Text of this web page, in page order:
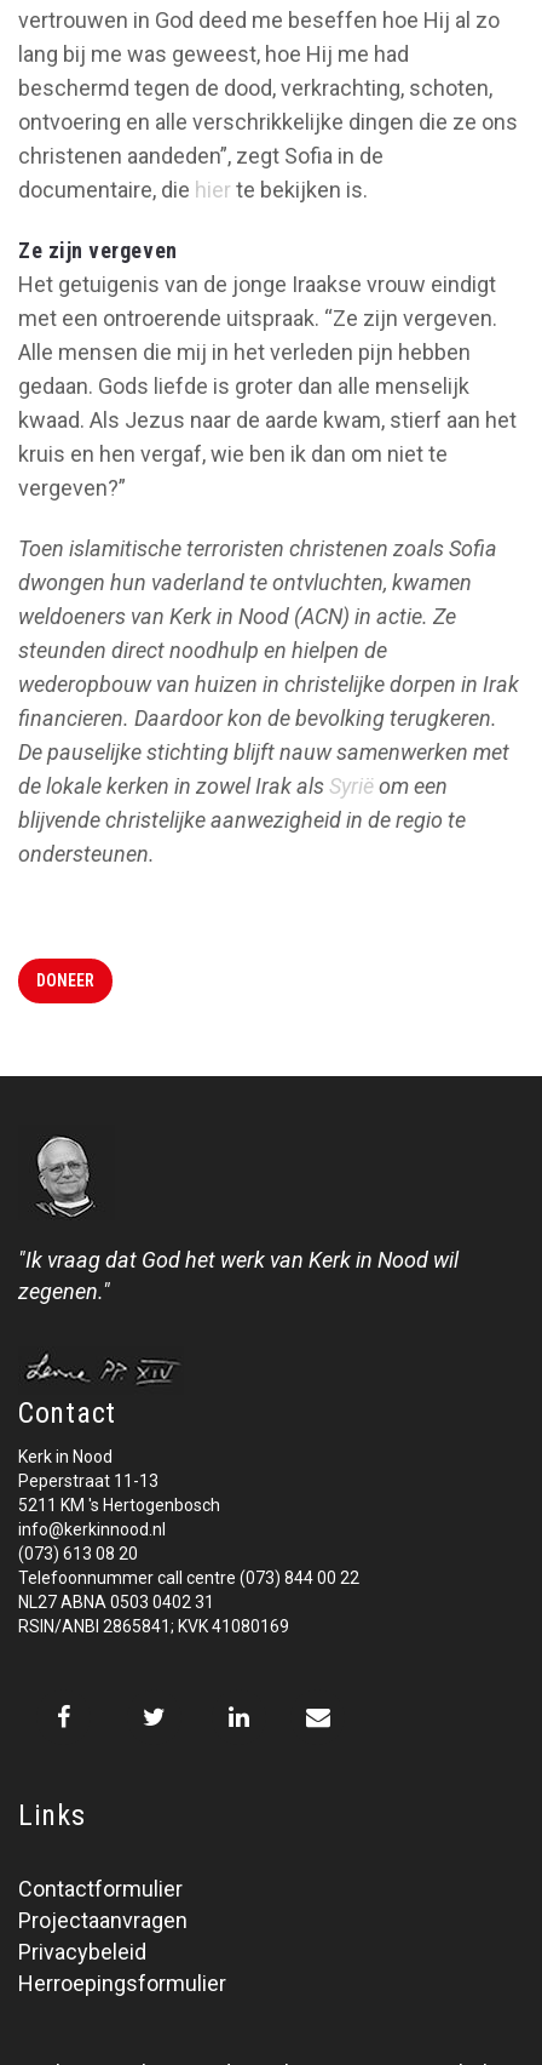
vertrouwen in God deed me beseffen hoe Hij al zo
lang bij me was geweest, hoe Hij me had
beschermd tegen de dood, verkrachting, schoten,
ontvoering en alle verschrikkelijke dingen die ze ons
christenen aandeden”, zegt Sofia in de
documentaire, die hierte bekijken is.
Ze zijn vergeven
Het getuigenis van de jonge Iraakse vrouw eindigt
met een ontroerende uitspraak. “Ze zijn vergeven.
Alle mensen die mij in het verleden pijn hebben
gedaan. Gods liefde is groter dan alle menselijk
kwaad. Als Jezus naar de aarde kwam, stierf aan het
kruis en hen vergaf, wie ben ik dan om niet te
vergeven?”
Toen islamitische terroristen christenen zoals Sofia
dwongen hun vaderland te ontvluchten, kwamen
weldoeners van Kerk in Nood (ACN) in actie. Ze
steunden direct noodhulp en hielpen de
wederopbouw van huizen in christelijke dorpen in Irak
financieren. Daardoor kon de bevolking terugkeren.
De pauselijke stichting blijft nauw samenwerken met
de lokale kerken in zowel Irak alsSyriëom een
blijvende christelijke aanwezigheid in de regio te
ondersteunen.
DONEER
"Ik vraag dat God het werk van Kerk in Nood wil
zegenen."
Contact
Kerk in Nood
Peperstraat 11-13
5211 KM 's Hertogenbosch
info@kerkinnood.nl
(073) 613 08 20
Telefoonnummer call centre (073) 844 00 22
NL27 ABNA 0503 0402 31
RSIN/ANBI 2865841; KVK 41080169
Links
Contactformulier
Projectaanvragen
Privacybeleid
Herroepingsformulier